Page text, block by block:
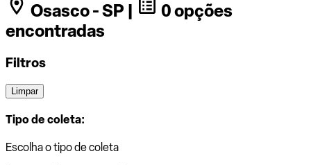
Osasco - SP |
0 opções
encontradas
Filtros
Limpar
Tipo de coleta:
Escolha o tipo de coleta